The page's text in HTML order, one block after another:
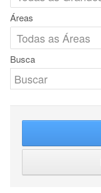
Áreas
Busca